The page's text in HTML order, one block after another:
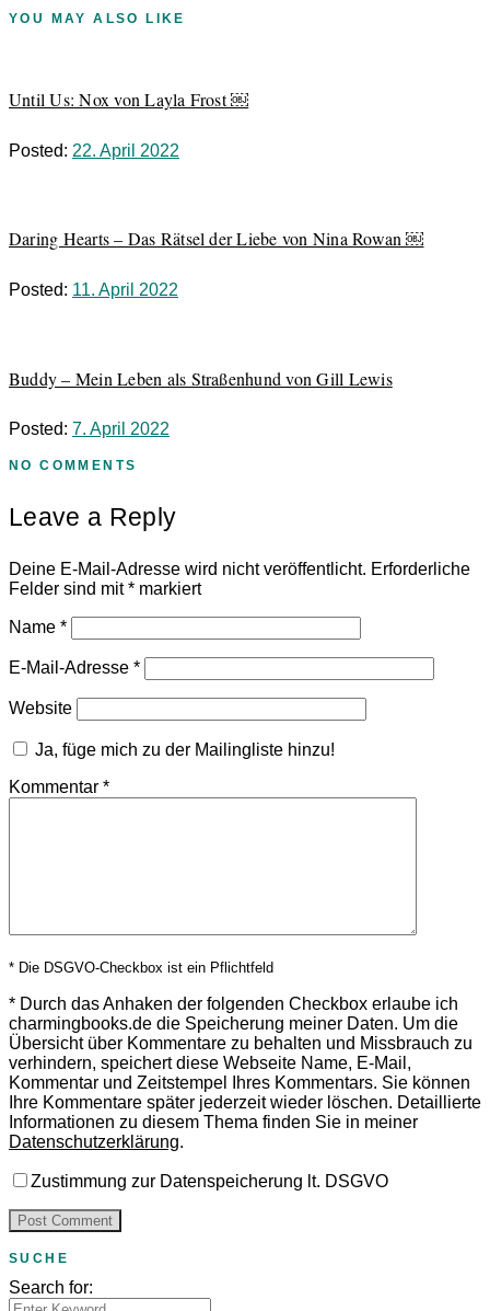
YOU MAY ALSO LIKE
Until Us: Nox von Layla Frost ￼
Posted: 22. April 2022
Daring Hearts – Das Rätsel der Liebe von Nina Rowan ￼
Posted: 11. April 2022
Buddy – Mein Leben als Straßenhund von Gill Lewis
Posted: 7. April 2022
NO COMMENTS
Leave a Reply
Deine E-Mail-Adresse wird nicht veröffentlicht. Erforderliche
Felder sind mit* markiert
Name *
E-Mail-Adresse *
Website
Ja, füge mich zu der Mailingliste hinzu!
Kommentar *
* Die DSGVO-Checkbox ist ein Pflichtfeld
* Durch das Anhaken der folgenden Checkbox erlaube ich
charmingbooks.de die Speicherung meiner Daten. Um die
Übersicht über Kommentare zu behalten und Missbrauch zu
verhindern, speichert diese Webseite Name, E-Mail,
Kommentar und Zeitstempel Ihres Kommentars. Sie können
Ihre Kommentare später jederzeit wieder löschen. Detaillierte
Informationen zu diesem Thema finden Sie in meiner
Datenschutzerklärung.
Zustimmung zur Datenspeicherung lt. DSGVO
SUCHE
Search for: